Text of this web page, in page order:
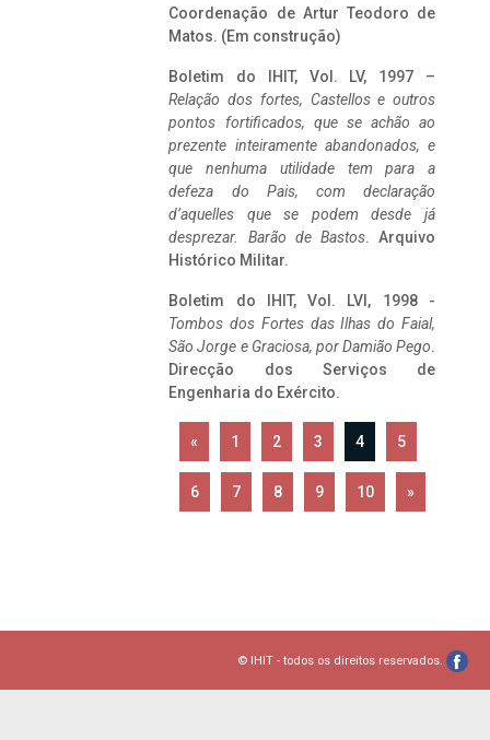
Coordenação de Artur Teodoro de
Matos. (Em construção)
Boletim do IHIT, Vol. LV, 1997 –
Relação dos fortes, Castellos e outros
pontos fortificados, que se achão ao
prezente inteiramente abandonados, e
que nenhuma utilidade tem para a
defeza do Pais, com declaração
d’aquelles que se podem desde já
desprezar. Barão de Bastos. Arquivo
Histórico Militar.
Boletim do IHIT, Vol. LVI, 1998 -
Tombos dos Fortes das Ilhas do Faial,
São Jorge e Graciosa, por Damião Pego.
Direcção dos Serviços de
Engenharia do Exército.
« 1 2 3 4 5
6 7 8 9 10 »
© IHIT - todos os direitos reservados.